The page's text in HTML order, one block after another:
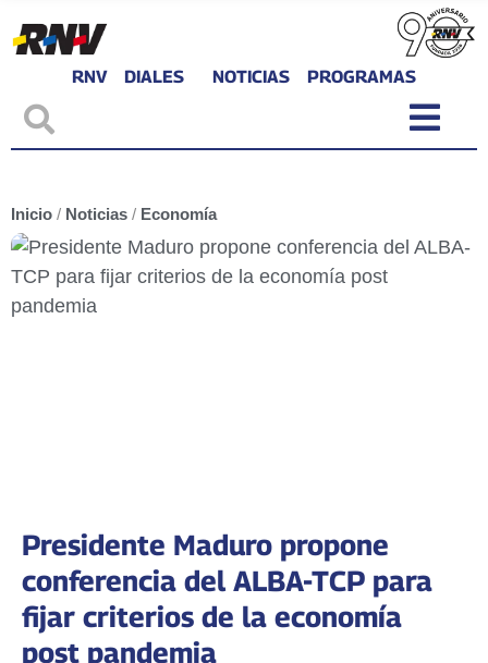
RNV DIALES NOTICIAS PROGRAMAS
Inicio / Noticias / Economía
Presidente Maduro propone
conferencia del ALBA-TCP para
fijar criterios de la economía
post pandemia